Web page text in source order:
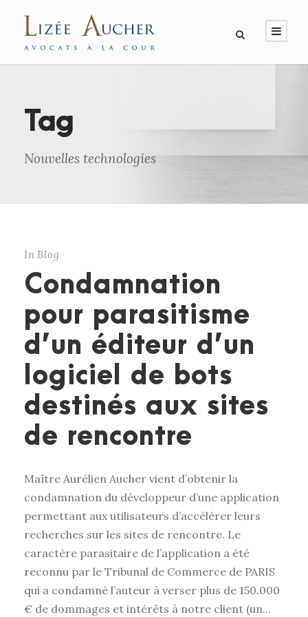
Tag
Nouvelles technologies
In Blog
Condamnation
pour parasitisme
d’un éditeur d’un
logiciel de bots
destinés aux sites
de rencontre
Maître Aurélien Aucher vient d’obtenir la
condamnation du développeur d’une application
permettant aux utilisateurs d’accélérer leurs
recherches sur les sites de rencontre. Le
caractère parasitaire de l’application a été
reconnu par le Tribunal de Commerce de PARIS
qui a condamné l’auteur à verser plus de 150.000
€ de dommages et intérêts à notre client (un...